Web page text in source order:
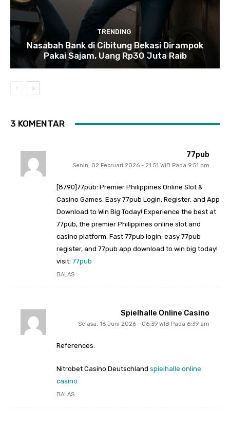
TRENDING
Nasabah Bank di Cibitung Bekasi Dirampok
Pakai Sajam, Uang Rp30 Juta Raib
3 KOMENTAR
77pub
Senin, 02 Februari 2026 - 21:51 WIB Pada 9:51 pm
[8790]77pub: Premier Philippines Online Slot &
Casino Games. Easy 77pub Login, Register, and App
Download to Win Big Today! Experience the best at
77pub, the premier Philippines online slot and
casino platform. Fast 77pub login, easy 77pub
register, and 77pub app download to win big today!
visit: 77pub
BALAS
Spielhalle Online Casino
Selasa, 16 Juni 2026 - 06:39 WIB Pada 6:39 am
References:
Nitrobet Casino Deutschland spielhalle online
casino
BALAS